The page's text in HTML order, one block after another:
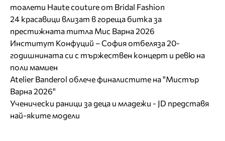
тоалети Haute couture от Bridal Fashion
24 красавици влизат в гореща битка за
престижната титла Мис Варна 2026
Институт Конфуций – София отбеляза 20-
годишнината си с тържествен концерт и ревю на
поли мамиен
Atelier Banderol облече финалистите на "Мистър
Варна 2026"
Ученически раници за деца и младежи - JD представя
най-яките модели